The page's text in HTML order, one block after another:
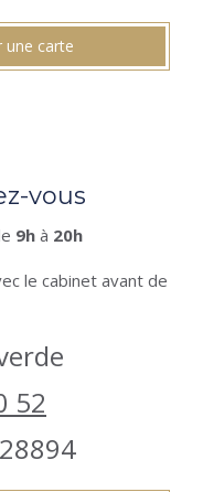
une carte
vous
9hà 20h
le cabinet avant de
52